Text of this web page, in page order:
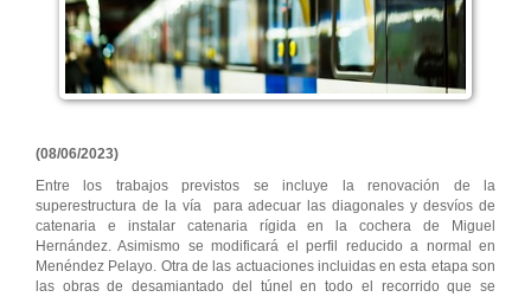
(08/06/2023)
Entre los trabajos previstos se incluye la renovación de la
superestructura de la vía para adecuar las diagonales y desvíos de
catenaria e instalar catenaria rígida en la cochera de Miguel
Hernández. Asimismo se modificará el perfil reducido a normal en
Menéndez Pelayo. Otra de las actuaciones incluidas en esta etapa son
las obras de desamiantado del túnel en todo el recorrido que se